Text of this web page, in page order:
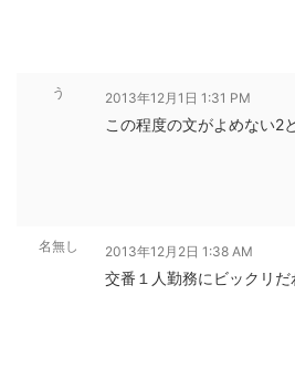
う 2013年12月1日 1:31 PM
この程度の文がよめない2
名無し 2013年12月2日 1:38 AM
交番１人勤務にビックリだ